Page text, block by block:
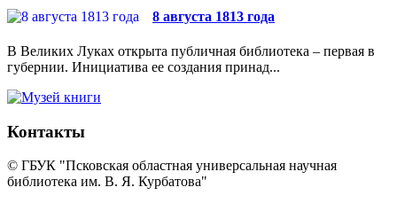
8 августа 1813 года
В Великих Луках открыта публичная библиотека – первая в
губернии. Инициатива ее создания принад...
Контакты
© ГБУК "Псковская областная универсальная научная
библиотека им. В. Я. Курбатова"